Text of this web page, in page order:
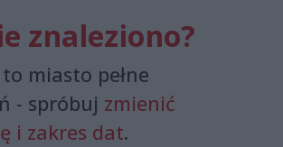
znaleziono?
to miasto pełne
- spróbuj zmienić
i zakres dat.